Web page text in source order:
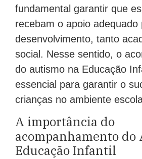
fundamental garantir que
recebam o apoio adequado
desenvolvimento, tanto
social. Nesse sentido, o
do autismo na Educação
essencial para garantir o
crianças no ambiente
A importância do
acompanhamento do
Educação Infantil